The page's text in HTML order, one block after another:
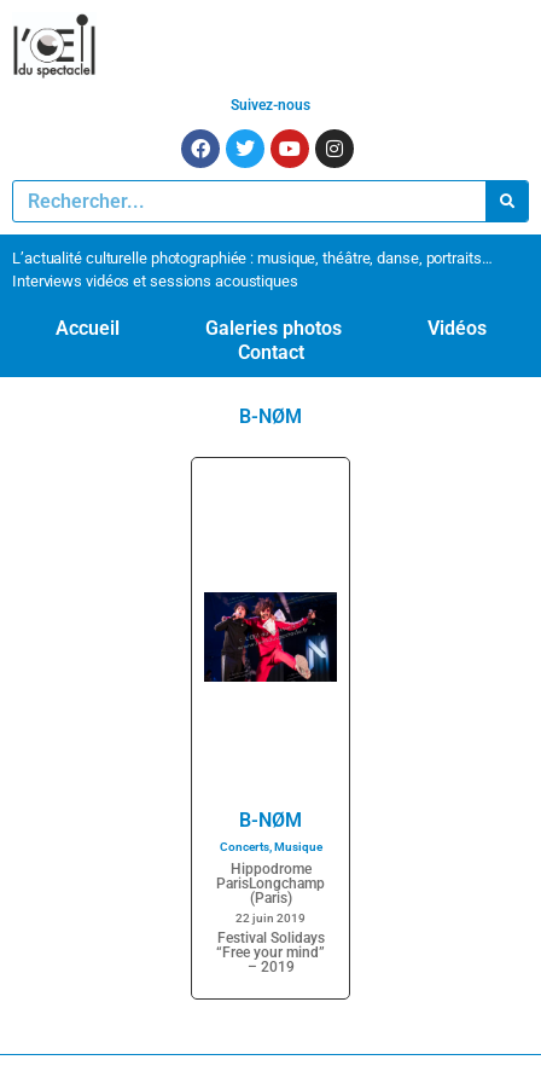
Suivez-nous
L’actualité culturelle photographiée : musique, théâtre, danse, portraits…
Interviews vidéos et sessions acoustiques
Accueil Galeries photos
Vidéos
Contact
B-NØM
B-NØM
Concerts,Musique
Hippodrome
ParisLongchamp
(Paris)
22 juin 2019
Festival Solidays
“Free your mind”
– 2019